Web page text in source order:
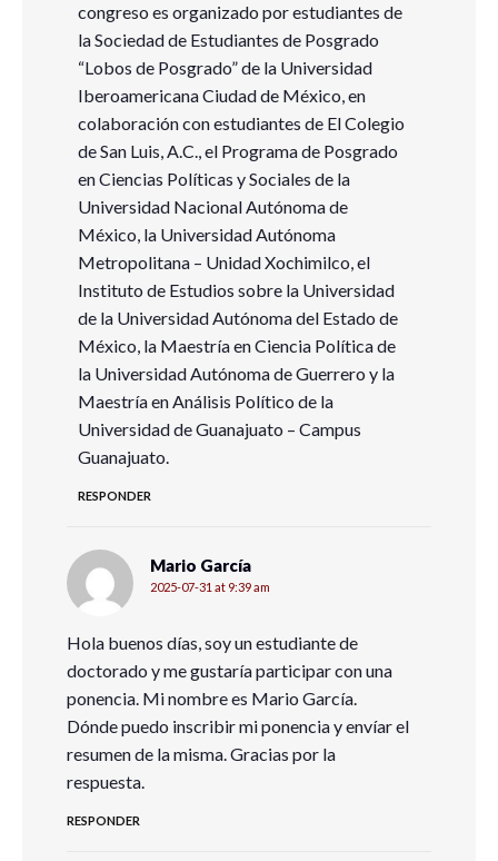
congreso es organizado por estudiantes de
la Sociedad de Estudiantes de Posgrado
“Lobos de Posgrado” de la Universidad
Iberoamericana Ciudad de México, en
colaboración con estudiantes de El Colegio
de San Luis, A.C., el Programa de Posgrado
en Ciencias Políticas y Sociales de la
Universidad Nacional Autónoma de
México, la Universidad Autónoma
Metropolitana – Unidad Xochimilco, el
Instituto de Estudios sobre la Universidad
de la Universidad Autónoma del Estado de
México, la Maestría en Ciencia Política de
la Universidad Autónoma de Guerrero y la
Maestría en Análisis Político de la
Universidad de Guanajuato – Campus
Guanajuato.
RESPONDER
Mario García
2025-07-31 at 9:39 am
Hola buenos días, soy un estudiante de
doctorado y me gustaría participar con una
ponencia. Mi nombre es Mario García.
Dónde puedo inscribir mi ponencia y envíar el
resumen de la misma. Gracias por la
respuesta.
RESPONDER